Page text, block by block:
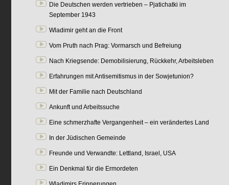
Die Deutschen werden vertrieben – Pjatichatki im
September 1943
Wladimir geht an die Front
Vom Pruth nach Prag: Vormarsch und Befreiung
Nach Kriegsende: Demobilisierung, Rückkehr, Arbeitsleben
Erfahrungen mit Antisemitismus in der Sowjetunion?
Mit der Familie nach Deutschland
Ankunft und Arbeitssuche
Eine schmerzhafte Vergangenheit – ein verändertes Land
In der Jüdischen Gemeinde
Freunde und Verwandte: Lettland, Israel, USA
Ein Denkmal für die Ermordeten